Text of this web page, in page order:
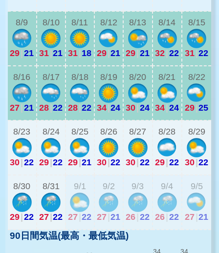
8/9
29|21
8/10
31|21
8/11
31|18
8/12
29|21
8/13
29|21
8/14
32|22
8/15
31|22
8/16
27|21
8/17
28|22
8/18
28|22
8/19
34|24
8/20
30|24
8/21
34|24
8/22
29|25
8/23
30|22
8/24
29|22
8/25
29|21
8/26
30|22
8/27
30|22
8/28
29|22
8/29
30|22
8/30
29|22
8/31
27|22
9/1
27 22
9/2
27 21
9/3
26 22
9/4
26 22
9/5
27 21
90日間気温(最高・最低気温)